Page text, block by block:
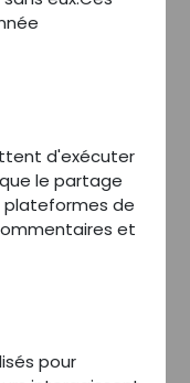
€/an
1 350 000
€/an
d'exécuter
le partage
plateformes de
et
pour